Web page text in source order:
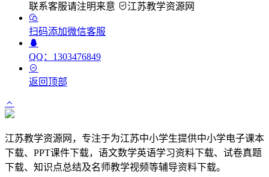
联系客服请注明来意
江苏教学资源网
扫码添加微信客服
QQ：1303476849
返回顶部
江苏教学资源网，专注于为江苏中小学生提供中小学电子课本
下载、PPT课件下载，语文数学英语学习资料下载、试卷真题
下载、知识点总结及名师教学视频等辅导资料下载。